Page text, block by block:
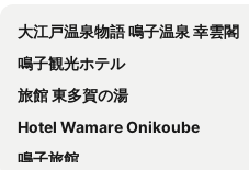
大江戸温泉物語 鳴子温泉 幸雲閣
鳴子観光ホテル
旅館 東多賀の湯
Hotel Wamare Onikoube
鳴子旅館